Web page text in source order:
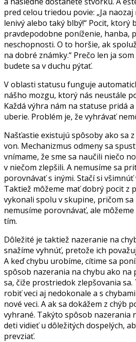
pred celou triedou povie: „Ja
lenivý alebo taký blbý!“ Pocit, ktorý
pravdepodobne poníženie, hanba,
neschopnosti. O to horšie, ak
na dobré známky.“ Prečo len ja
budete sa v duchu pýtať.
V oblasti statusu funguje
nášho mozgu, ktorý nás neustále
Každá výhra nám na statuse pridá
uberie. Problém je, že vyhrávať
Našťastie existujú spôsoby ako sa
von. Mechanizmus odmeny sa
vnímame, že sme sa naučili niečo
v niečom zlepšili. A nemusíme sa
porovnávať s inými. Stačí si
Taktiež môžeme mať dobrý pocit z
vykonali spolu v skupine, pričom sa
nemusíme porovnávať, ale
tím.
Dôležité je taktiež nazeranie na
snažíme vyhnúť, pretože ich
A keď chybu urobíme, cítime sa
spôsob nazerania na chybu ako
sa, čiže prostriedok zlepšovania sa.
robiť veci aj nedokonale a s
nové veci. A ak sa dokážem z chýb
vyhrané. Takýto spôsob nazerania
deti vidieť u dôležitých dospelých,
prevziať.